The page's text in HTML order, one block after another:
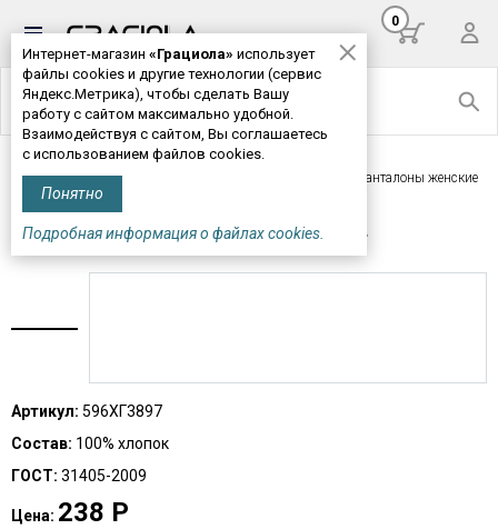
Интернет-магазин «Грациола» использует
файлы cookies и другие технологии (сервис
Яндекс.Метрика), чтобы сделать Вашу
работу с сайтом максимально удобной.
Взаимодействуя с сайтом, Вы соглашаетесь
с использованием файлов cookies.
Понятно
Подробная информация о файлах cookies.
0
Главная>Женская одежда
> Панталоны женские
М596*
ПАНТАЛОНЫ ЖЕНСКИЕ М596*
Артикул: 596ХГ3897
Состав: 100% хлопок
ГОСТ: 31405-2009
Цена: 238 Р